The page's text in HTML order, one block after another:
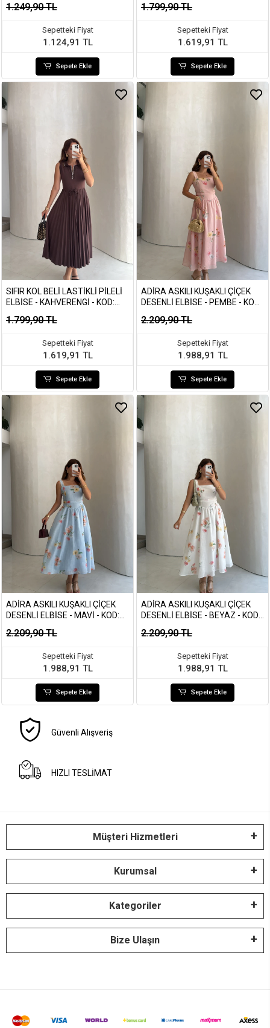
1.249,90 TL
Sepetteki Fiyat
1.124,91 TL
Sepete Ekle
1.799,90 TL
Sepetteki Fiyat
1.619,91 TL
Sepete Ekle
SIFIR KOL BELI LASTIKLI PILELI
ELBISE - KAHVERENGI - KOD:
1.799,90 TL
Sepetteki Fiyat
1.619,91 TL
Sepete Ekle
ADIRA ASKILI KUŞAKLI ÇIÇEK
DESENLI ELBISE - PEMBE - KOD:
2.209,90 TL
Sepetteki Fiyat
1.988,91 TL
Sepete Ekle
ADIRA ASKILI KUŞAKLI ÇIÇEK
DESENLI ELBISE - MAVI - KOD:
2.209,90 TL
Sepetteki Fiyat
1.988,91 TL
Sepete Ekle
ADIRA ASKILI KUŞAKLI ÇIÇEK
DESENLI ELBISE - BEYAZ - KOD:
2.209,90 TL
Sepetteki Fiyat
1.988,91 TL
Sepete Ekle
Güvenli Alışveriş
HIZLI TESLİMAT
Müşteri Hizmetleri
Kurumsal
Kategoriler
Bize Ulaşın